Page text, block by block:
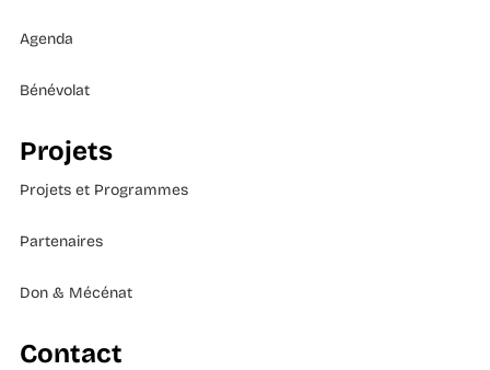
Agenda
Bénévolat
Projets
Projets et Programmes
Partenaires
Don & Mécénat
Contact